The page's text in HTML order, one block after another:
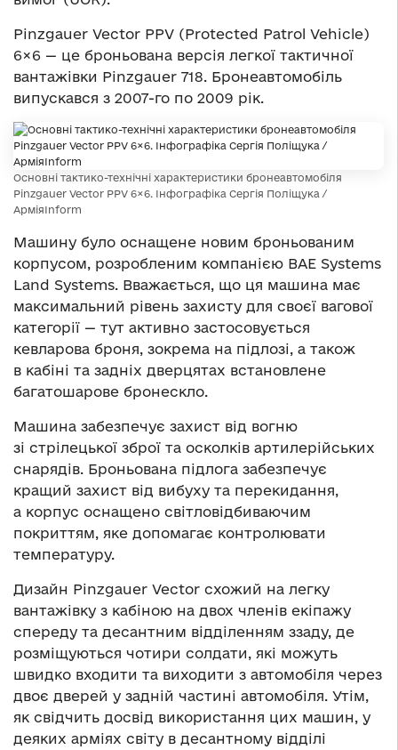
Pinzgauer Vector PPV (Protected Patrol Vehicle)
6×6 — це броньована версія легкої тактичної
вантажівки Pinzgauer 718. Бронеавтомобіль
випускався з 2007-го по 2009 рік.
Основні тактико-технічні характеристики бронеавтомобіля
Pinzgauer Vector PPV 6×6. Інфографіка Сергія Поліщука /
АрміяInform
Машину було оснащене новим броньованим
корпусом, розробленим компанією BAE Systems
Land Systems. Вважається, що ця машина має
максимальний рівень захисту для своєї вагової
категорії — тут активно застосовується
кевларова броня, зокрема на підлозі, а також
в кабіні та задніх дверцятах встановлене
багатошарове бронескло.
Машина забезпечує захист від вогню
зі стрілецької зброї та осколків артилерійських
снарядів. Броньована підлога забезпечує
кращий захист від вибуху та перекидання,
а корпус оснащено світловідбиваючим
покриттям, яке допомагає контролювати
температуру.
Дизайн Pinzgauer Vector схожий на легку
вантажівку з кабіною на двох членів екіпажу
спереду та десантним відділенням ззаду, де
розміщуються чотири солдати, які можуть
швидко входити та виходити з автомобіля через
двоє дверей у задній частині автомобіля. Утім,
як свідчить досвід використання цих машин, у
деяких арміях світу в десантному відділі